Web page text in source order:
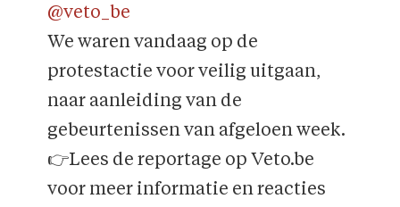
@veto_be
We waren vandaag op de
protestactie voor veilig uitgaan,
naar aanleiding van de
gebeurtenissen van afgeloen week.
👉Lees de reportage op Veto.be
voor meer informatie en reacties